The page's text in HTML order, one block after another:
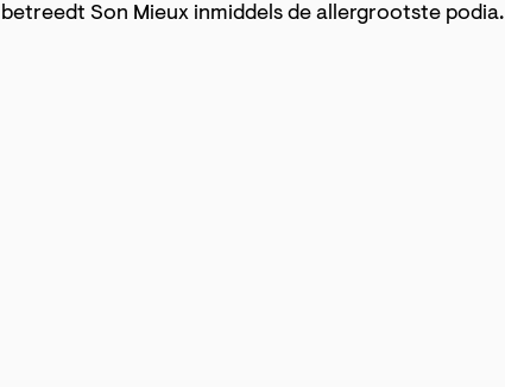
betreedt Son Mieux inmiddels de allergrootste podia.